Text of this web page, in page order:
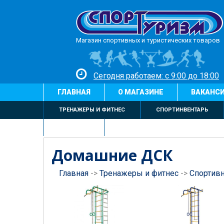
Магазин спортивных и туристических товаров
Сегодня работаем: с 9:00 до 18:00
ГЛАВНАЯ О МАГАЗИНЕ
ТРЕНАЖЕРЫ И ФИТНЕС СПОРТИНВЕНТАРЬ
Домашние ДСК
Главная -> Тренажеры и фитнес ->